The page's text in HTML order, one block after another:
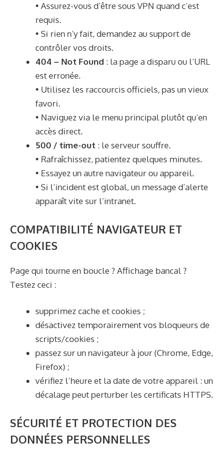
• Assurez-vous d’être sous VPN quand c’est
requis.
• Si rien n’y fait, demandez au support de
contrôler vos droits.
404 – Not Found : la page a disparu ou l’URL
est erronée.
• Utilisez les raccourcis officiels, pas un vieux
favori.
• Naviguez via le menu principal plutôt qu’en
accès direct.
500 / time-out : le serveur souffre.
• Rafraîchissez, patientez quelques minutes.
• Essayez un autre navigateur ou appareil.
• Si l’incident est global, un message d’alerte
apparaît vite sur l’intranet.
COMPATIBILITÉ NAVIGATEUR ET
COOKIES
Page qui tourne en boucle ? Affichage bancal ?
Testez ceci :
supprimez cache et cookies ;
désactivez temporairement vos bloqueurs de
scripts/cookies ;
passez sur un navigateur à jour (Chrome, Edge,
Firefox) ;
vérifiez l’heure et la date de votre appareil : un
décalage peut perturber les certificats HTTPS.
SÉCURITÉ ET PROTECTION DES
DONNÉES PERSONNELLES